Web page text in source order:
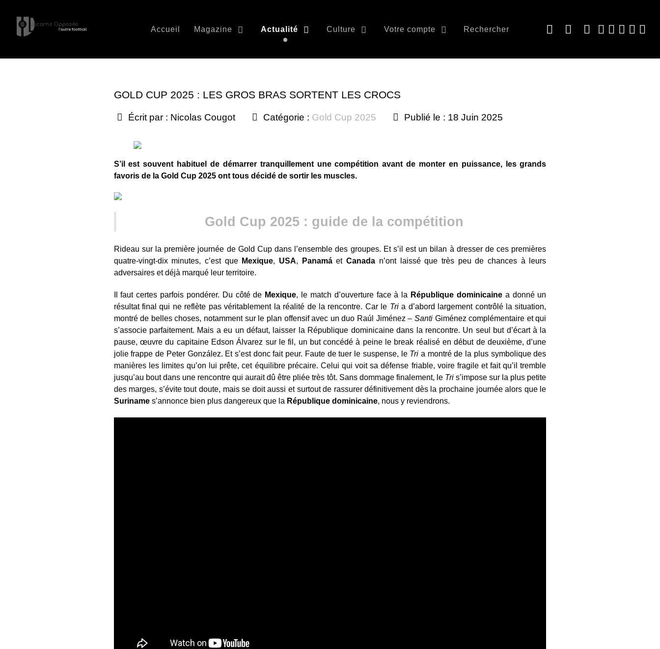
Accueil Magazine Actualité Culture Votre compte Rechercher
GOLD CUP 2025 : LES GROS BRAS SORTENT LES CROCS
Écrit par : Nicolas Cougot Catégorie : Gold Cup 2025 Publié le : 18 Juin 2025
S’il est souvent habituel de démarrer tranquillement une compétition avant de monter en puissance, les grands
favoris de la Gold Cup 2025 ont tous décidé de sortir les muscles.
Gold Cup 2025 : guide de la compétition
Rideau sur la première journée de Gold Cup dans l’ensemble des groupes. Et s’il est un bilan à dresser de ces premières
quatre-vingt-dix minutes, c’est que Mexique, USA, PanamáetCanada n’ont laissé que très peu de chances à leurs
adversaires et déjà marqué leur territoire.
Il faut certes parfois pondérer. Du côté de Mexique, le match d’ouverture face à la République dominicainea donné un
résultat final qui ne reflète pas véritablement la réalité de la rencontre. Car le Tria d’abord largement contrôlé la situation,
montré de belles choses, notamment sur le plan offensif avec un duo Raúl Jiménez – SantiGiménez complémentaire et qui
s’associe parfaitement. Mais a eu un défaut, laisser la République dominicaine dans la rencontre. Un seul but d’écart à la
pause, œuvre du capitaine Edson Álvarez sur le fil, un but concédé à peine le break réalisé en début de deuxième, d’une
jolie frappe de Peter González. Et s’est donc fait peur. Faute de tuer le suspense, le Tri a montré de la plus symbolique des
manières les limites qu’on lui prête, cet équilibre précaire. Celui qui voit sa défense friable, voire fragile et fait qu’il tremble
jusqu’au bout dans une rencontre qui aurait dû être pliée très tôt. Sans dommage finalement, le Tris’impose sur la plus petite
des marges, s’évite tout doute, mais se doit aussi et surtout de rassurer définitivement dès la prochaine journée alors que le
Surinames’annonce bien plus dangereux que la République dominicaine, nous y reviendrons.